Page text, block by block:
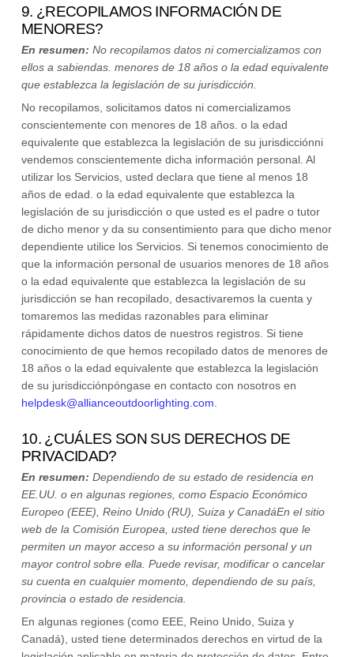
9. ¿RECOPILAMOS INFORMACIÓN DE
MENORES?
En resumen: No recopilamos datos ni comercializamos con
ellos a sabiendas. menores de 18 añoso la edad equivalente
que establezca la legislación de su jurisdicción
No recopilamos, solicitamos datos ni comercializamos
conscientemente con menores de 18 años. o la edad
equivalente que establezca la legislación de su jurisdicciónni
vendemos conscientemente dicha información personal. Al
utilizar los Servicios, usted declara que tiene al menos 18
años de edad. o la edad equivalente que establezca la
legislación de su jurisdicción o que usted es el padre o tutor
de dicho menor y da su consentimiento para que dicho menor
dependiente utilice los Servicios. Si tenemos conocimiento de
que la información personal de usuarios menores de 18 años
o la edad equivalente que establezca la legislación de su
jurisdicción se han recopilado, desactivaremos la cuenta y
tomaremos las medidas razonables para eliminar
rápidamente dichos datos de nuestros registros. Si tiene
conocimiento de que hemos recopilado datos de menores de
18 añoso la edad equivalente que establezca la legislación
de su jurisdicciónpóngase en contacto con nosotros en
helpdesk@allianceoutdoorlighting.com.
10. ¿CUÁLES SON SUS DERECHOS DE
PRIVACIDAD?
En resumen: Dependiendo de su estado de residencia en
EE.UU. o en algunas regiones, como Espacio Económico
Europeo (EEE), Reino Unido (RU), Suiza y CanadáEn el sitio
web de la Comisión Europea, usted tiene derechos que le
permiten un mayor acceso a su información personal y un
mayor control sobre ella. Puede revisar, modificar o cancelar
su cuenta en cualquier momento, dependiendo de su país,
provincia o estado de residencia.
En algunas regiones (como EEE, Reino Unido, Suiza y
Canadá), usted tiene determinados derechos en virtud de la